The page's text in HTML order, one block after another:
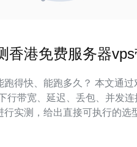
香港免费服务器vps
跑多久？ 本文通过对三家香港
行带宽、延迟、丢包、并发
行实测，给出直接可执行的选
们发现免费VPS往往在“峰值